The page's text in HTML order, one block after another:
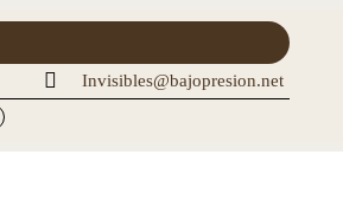
 Invisibles@bajopresion.net